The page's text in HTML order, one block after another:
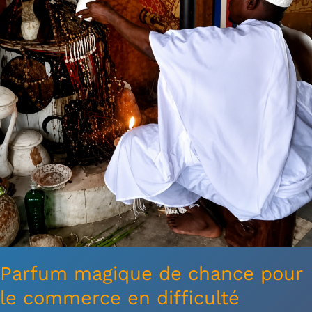
Parfum magique de chance pour
le commerce en difficulté
le
commerce
en
difficulté